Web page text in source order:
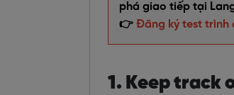
phá giao tiếp tại
👉 Đăng ký test trình
1. Keep track